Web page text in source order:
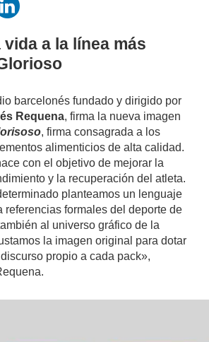
vida a la línea más
barcelonés fundado y dirigido por
Requena, firma la nueva imagen
, firma consagrada a los
alimenticios de alta calidad.
con el objetivo de mejorar la
y la recuperación del atleta.
planteamos un lenguaje
referencias formales del deporte de
al universo gráfico de la
la imagen original para dotar
propio a cada pack»,